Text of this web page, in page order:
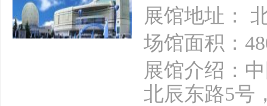
展馆地址：
场馆面积：
展馆介绍：
北辰东路5号